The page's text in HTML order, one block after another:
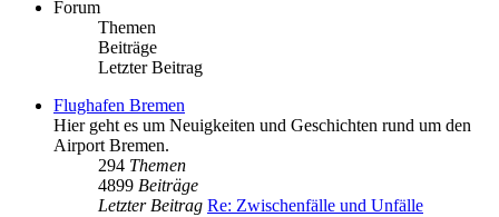
Forum
Themen
Beiträge
Letzter Beitrag
Flughafen Bremen
Hier geht es um Neuigkeiten und Geschichten rund um den
Airport Bremen.
294 Themen
4899 Beiträge
Letzter Beitrag Re: Zwischenfälle und Unfälle